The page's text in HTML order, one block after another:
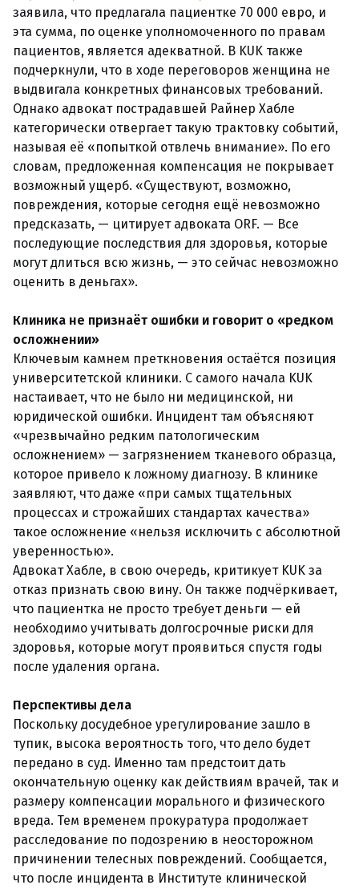
заявила, что предлагала пациентке 70 000 евро, и
эта сумма, по оценке уполномоченного по правам
пациентов, является адекватной. В KUK также
подчеркнули, что в ходе переговоров женщина не
выдвигала конкретных финансовых требований.
Однако адвокат пострадавшей Райнер Хабле
категорически отвергает такую трактовку событий,
называя её «попыткой отвлечь внимание». По его
словам, предложенная компенсация не покрывает
возможный ущерб. «Существуют, возможно,
повреждения, которые сегодня ещё невозможно
предсказать, — цитирует адвоката ORF. — Все
последующие последствия для здоровья, которые
могут длиться всю жизнь, — это сейчас невозможно
оценить в деньгах».
Клиника не признаёт ошибки и говорит о «редком
осложнении»
Ключевым камнем преткновения остаётся позиция
университетской клиники. С самого начала KUK
настаивает, что не было ни медицинской, ни
юридической ошибки. Инцидент там объясняют
«чрезвычайно редким патологическим
осложнением» — загрязнением тканевого образца,
которое привело к ложному диагнозу. В клинике
заявляют, что даже «при самых тщательных
процессах и строжайших стандартах качества»
такое осложнение «нельзя исключить с абсолютной
уверенностью».
Адвокат Хабле, в свою очередь, критикует KUK за
отказ признать свою вину. Он также подчёркивает,
что пациентка не просто требует деньги — ей
необходимо учитывать долгосрочные риски для
здоровья, которые могут проявиться спустя годы
после удаления органа.
Перспективы дела
Поскольку досудебное урегулирование зашло в
тупик, высока вероятность того, что дело будет
передано в суд. Именно там предстоит дать
окончательную оценку как действиям врачей, так и
размеру компенсации морального и физического
вреда. Тем временем прокуратура продолжает
расследование по подозрению в неосторожном
причинении телесных повреждений. Сообщается,
что после инцидента в Институте клинической